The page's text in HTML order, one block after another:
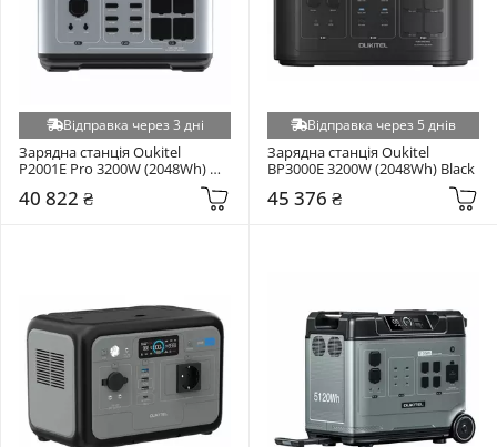
Відправка через 3 дні
Зарядна станція Oukitel
P2001E Pro 3200W (2048Wh)
40 822 ₴
Відправка через 5 днів
Зарядна станція Oukitel
BP3000E 3200W (2048Wh) Black
45 376 ₴